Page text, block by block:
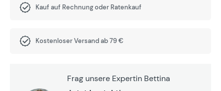
Kauf auf Rechnung oder Ratenkauf
Kostenloser Versand ab 79 €
Frag unsere Expertin Bettina